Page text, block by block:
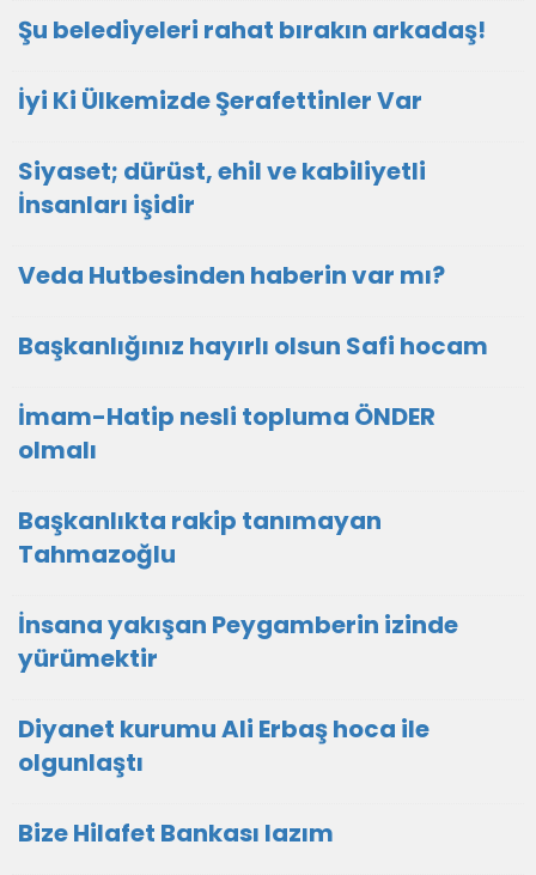
Şu belediyeleri rahat bırakın arkadaş!
İyi Ki Ülkemizde Şerafettinler Var
Siyaset; dürüst, ehil ve kabiliyetli
İnsanları işidir
Veda Hutbesinden haberin var mı?
Başkanlığınız hayırlı olsun Safi hocam
İmam-Hatip nesli topluma ÖNDER
olmalı
Başkanlıkta rakip tanımayan
Tahmazoğlu
İnsana yakışan Peygamberin izinde
yürümektir
Diyanet kurumu Ali Erbaş hoca ile
olgunlaştı
Bize Hilafet Bankası lazım